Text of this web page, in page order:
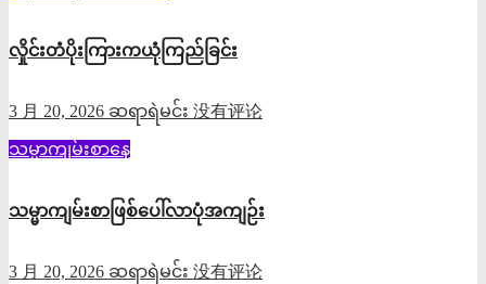
လှိုင်းတံပိုးကြားကယုံကြည်ခြင်း
3 月 20, 2026 ဆရာရဲမင်း 没有评论
သမ္မာကျမ်းစာနေ့
သမ္မာကျမ်းစာဖြစ်ပေါ်လာပုံအကျဉ်း
3 月 20, 2026 ဆရာရဲမင်း 没有评论